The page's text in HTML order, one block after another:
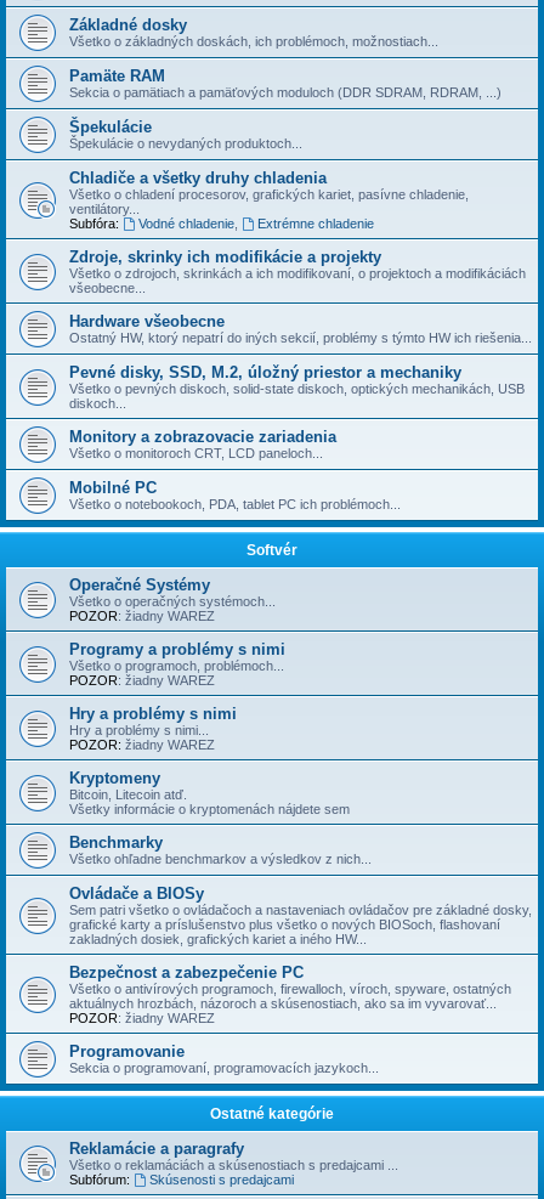
Základné dosky
Všetko o základných doskách, ich problémoch, možnostiach...
Pamäte RAM
Sekcia o pamätiach a pamäťových moduloch (DDR SDRAM, RDRAM, ...)
Špekulácie
Špekulácie o nevydaných produktoch...
Chladiče a všetky druhy chladenia
Všetko o chladení procesorov, grafických kariet, pasí­vne chladenie,
ventilátory...
Subfóra:
Vodné chladenie, Extrémne chladenie
Zdroje, skrinky ich modifikácie a projekty
Všetko o zdrojoch, skrinkách a ich modifikovaní, o projektoch a modifikáciách
všeobecne...
Hardware všeobecne
Ostatný HW, ktorý nepatrí do iných sekcií­, problémy s týmto HW ich riešenia...
Pevné disky, SSD, M.2, úložný priestor a mechaniky
Všetko o pevných diskoch, solid-state diskoch, optických mechanikách, USB
diskoch...
Monitory a zobrazovacie zariadenia
Všetko o monitoroch CRT, LCD paneloch...
Mobilné PC
Všetko o notebookoch, PDA, tablet PC ich problémoch...
Softvér
Operačné Systémy
Všetko o operačných systémoch...
POZOR: žiadny WAREZ
Programy a problémy s nimi
Všetko o programoch, problémoch...
POZOR: žiadny WAREZ
Hry a problémy s nimi
Hry a problémy s nimi...
POZOR: žiadny WAREZ
Kryptomeny
Bitcoin, Litecoin atď.
Všetky informácie o kryptomenách nájdete sem
Benchmarky
Všetko ohľadne benchmarkov a výsledkov z nich...
Ovládače a BIOSy
Sem patri všetko o ovládačoch a nastaveniach ovládačov pre základné dosky,
grafické karty a príslušenstvo plus všetko o nových BIOSoch, flashovaní
zakladných dosiek, grafických kariet a iného HW...
Bezpečnost a zabezpečenie PC
Všetko o antivírových programoch, firewalloch, víroch, spyware, ostatných
aktuálnych hrozbách, názoroch a skúsenostiach, ako sa im vyvarovať...
POZOR: žiadny WAREZ
Programovanie
Sekcia o programovaní, programovacích jazykoch...
Ostatné kategórie
Reklamácie a paragrafy
Všetko o reklamáciách a skúsenostiach s predajcami ...
Subfórum:
Skúsenosti s predajcami